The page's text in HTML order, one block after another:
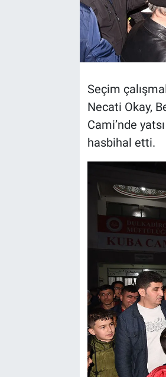
Seçim
Necati Okay,
Cami’nde
hasbihal etti.
HABERDE İNSAN
BİLİM VE TEKNOLOJİ